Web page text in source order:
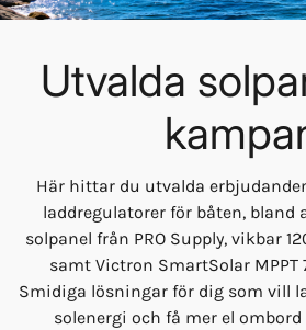
Utvalda
Här hittar du utvalda
laddregulatorer för båten, bland
solpanel från PRO Supply, vikbar
samt Victron SmartSolar MPPT
Smidiga lösningar för dig som vill
solenergi och få mer el